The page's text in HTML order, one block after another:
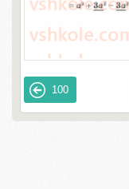
100